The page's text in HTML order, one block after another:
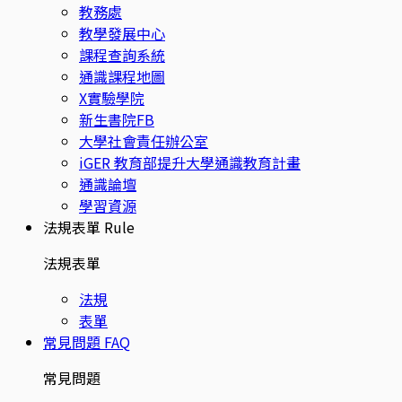
教務處
教學發展中心
課程查詢系統
通識課程地圖
X實驗學院
新生書院FB
大學社會責任辦公室
iGER 教育部提升大學通識教育計畫
通識論壇
學習資源
法規表單 Rule
法規表單
法規
表單
常見問題 FAQ
常見問題